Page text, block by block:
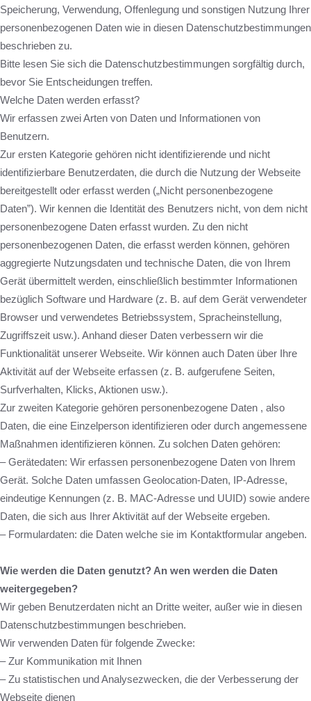
Speicherung, Verwendung, Offenlegung und sonstigen Nutzung Ihrer
personenbezogenen Daten wie in diesen Datenschutzbestimmungen
beschrieben zu.
Bitte lesen Sie sich die Datenschutzbestimmungen sorgfältig durch,
bevor Sie Entscheidungen treffen.
Welche Daten werden erfasst?
Wir erfassen zwei Arten von Daten und Informationen von
Benutzern.
Zur ersten Kategorie gehören nicht identifizierende und nicht
identifizierbare Benutzerdaten, die durch die Nutzung der Webseite
bereitgestellt oder erfasst werden („Nicht personenbezogene
Daten”). Wir kennen die Identität des Benutzers nicht, von dem nicht
personenbezogene Daten erfasst wurden. Zu den nicht
personenbezogenen Daten, die erfasst werden können, gehören
aggregierte Nutzungsdaten und technische Daten, die von Ihrem
Gerät übermittelt werden, einschließlich bestimmter Informationen
bezüglich Software und Hardware (z. B. auf dem Gerät verwendeter
Browser und verwendetes Betriebssystem, Spracheinstellung,
Zugriffszeit usw.). Anhand dieser Daten verbessern wir die
Funktionalität unserer Webseite. Wir können auch Daten über Ihre
Aktivität auf der Webseite erfassen (z. B. aufgerufene Seiten,
Surfverhalten, Klicks, Aktionen usw.).
Zur zweiten Kategorie gehören personenbezogene Daten , also
Daten, die eine Einzelperson identifizieren oder durch angemessene
Maßnahmen identifizieren können. Zu solchen Daten gehören:
– Gerätedaten: Wir erfassen personenbezogene Daten von Ihrem
Gerät. Solche Daten umfassen Geolocation-Daten, IP-Adresse,
eindeutige Kennungen (z. B. MAC-Adresse und UUID) sowie andere
Daten, die sich aus Ihrer Aktivität auf der Webseite ergeben.
– Formulardaten: die Daten welche sie im Kontaktformular angeben.
Wie werden die Daten genutzt? An wen werden die Daten
weitergegeben?
Wir geben Benutzerdaten nicht an Dritte weiter, außer wie in diesen
Datenschutzbestimmungen beschrieben.
Wir verwenden Daten für folgende Zwecke:
– Zur Kommunikation mit Ihnen
– Zu statistischen und Analysezwecken, die der Verbesserung der
Webseite dienen